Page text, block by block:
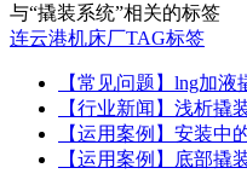
与“撬装系统”相关的标签
连云港机床厂TAG标签
【常见问题】lng加
【行业新闻】浅析撬
【运用案例】安装中
【运用案例】底部撬